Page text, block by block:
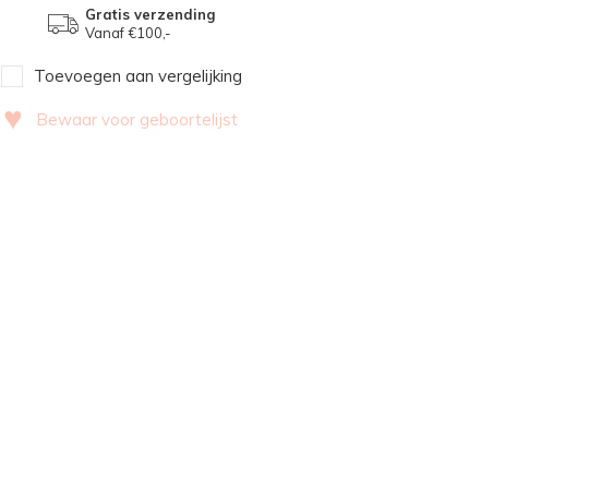
Gratis verzending
Vanaf €100,-
Toevoegen aan vergelijking
♥ Bewaar voor geboortelijst